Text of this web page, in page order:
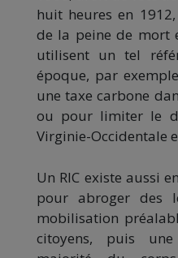
huit heures en
de la peine de mort
utilisent un tel
époque, par
une taxe carbone
ou pour limiter le
Virginie-Occidentale
Un RIC existe aussi
pour abroger des
mobilisation
citoyens, puis